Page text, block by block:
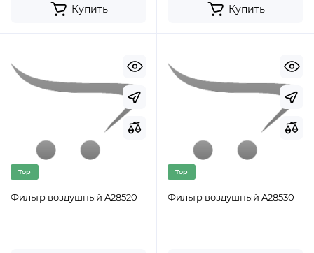
Купить Купить
Top
Фильтр воздушный A28520
Top
Фильтр воздушный A28530